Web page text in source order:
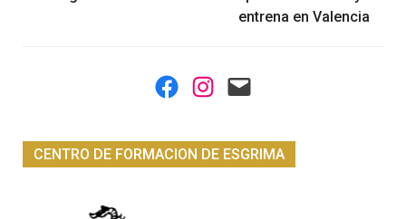
entrena en Valencia
Facebook
Instagram
Mail
CENTRO DE FORMACION DE ESGRIMA